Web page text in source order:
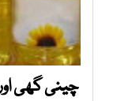
چینی گھی